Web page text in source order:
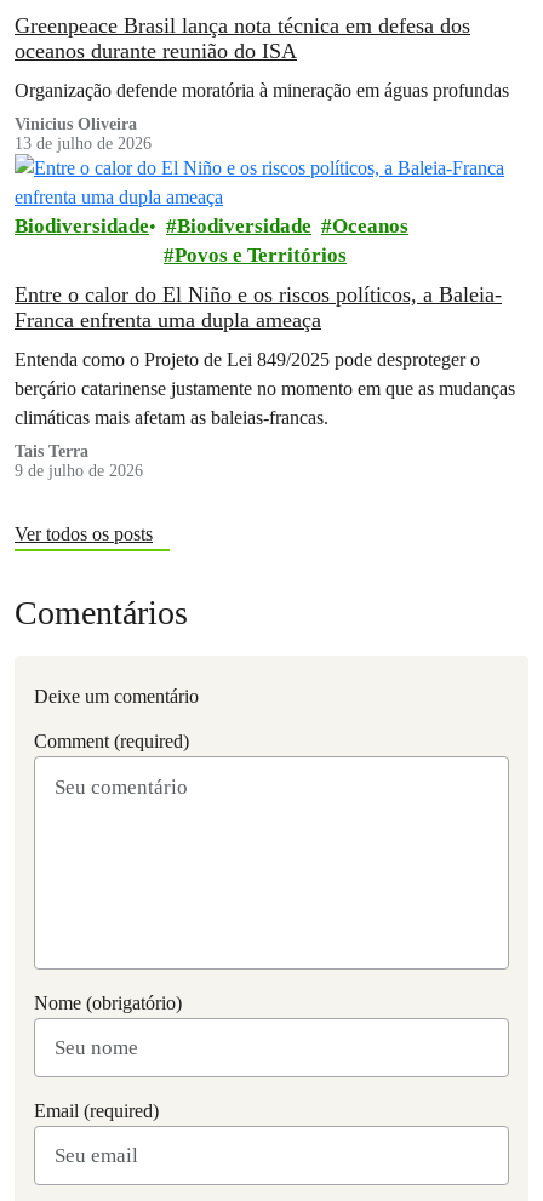
Greenpeace Brasil lança nota técnica em defesa dos
oceanos durante reunião do ISA
Organização defende moratória à mineração em águas profundas
Vinicius Oliveira
13 de julho de 2026
Biodiversidade Biodiversidade
Oceanos
Povos e Territórios
Entre o calor do El Niño e os riscos políticos, a Baleia-
Franca enfrenta uma dupla ameaça
Entenda como o Projeto de Lei 849/2025 pode desproteger o
berçário catarinense justamente no momento em que as mudanças
climáticas mais afetam as baleias-francas.
Tais Terra
9 de julho de 2026
Ver todos os posts
Comentários
Deixe um comentário
Comment (required)
Nome (obrigatório)
Email (required)